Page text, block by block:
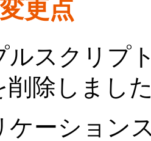
更点
ルスクリプ
削除しまし
ケーション